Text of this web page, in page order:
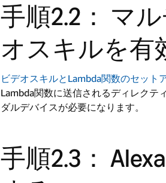
手順2.2： マ
オスキルを有
ビデオスキルとLambda関数のセット
Lambda関数に送信されるディレクテ
ダルデバイスが必要になります。
手順2.3：